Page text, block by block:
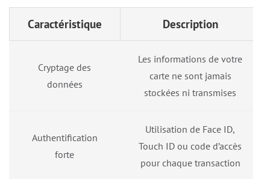
Caractéristique Description
Cryptage des
données
Les informations de votre
carte ne sont jamais
stockées ni transmises
Authentification
forte
Utilisation de Face ID,
Touch ID ou code d’accès
pour chaque transaction